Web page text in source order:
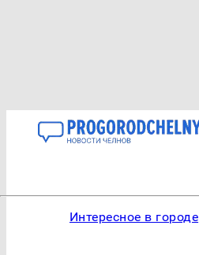
Интересное в городе